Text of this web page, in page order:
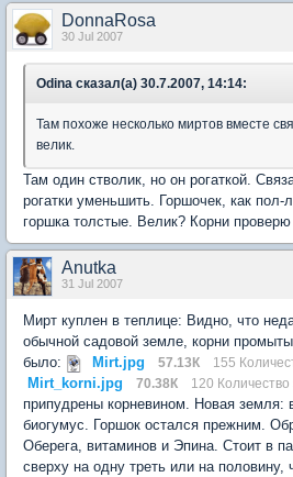
DonnaRosa
30 Jul 2007
Odina сказал(а) 30.7.2007, 14:14:
Там похоже несколько миртов вместе
велик.
Там один стволик, но он рогаткой.
рогатки уменьшить. Горшочек, как пол-
горшка толстые. Велик? Корни проверю
Anutka
31 Jul 2007
Мирт куплен в теплице: Видно, что
обычной садовой земле, корни
было:
Mirt.jpg 57.13К 155
Mirt_korni.jpg 70.38К 120 Количество
припудрены корневином. Новая земля:
биогумус. Горшок остался прежним.
Оберега, витаминов и Эпина. Стоит в
сверху на одну треть или на половину,